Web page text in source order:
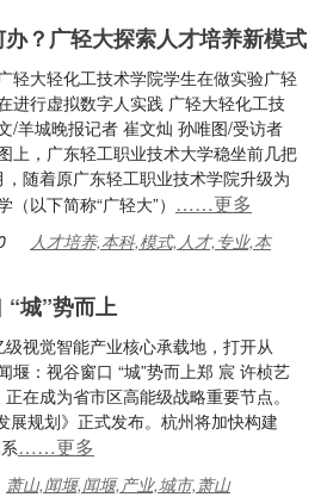
？广轻大探索人才培养新模式
轻大轻化工技术学院学生在做实验广轻
进行虚拟数字人实践 广轻大轻化工技
/羊城晚报记者 崔文灿 孙唯图/受访者
上，广东轻工职业技术大学稳坐前几把
随着原广东轻工职业技术学院升级为
以下简称“广轻大”） ……更多
人才培养,本科,模式,人才,专业,本
“城”势而上
视觉智能产业核心承载地，打开从
堰：视谷窗口 “城”势而上郑 宸 许桢艺
在成为省市区高能级战略重要节点。
展规划》正式发布。杭州将加快构建
……更多
萧山,闻堰,闻堰,产业,城市,萧山